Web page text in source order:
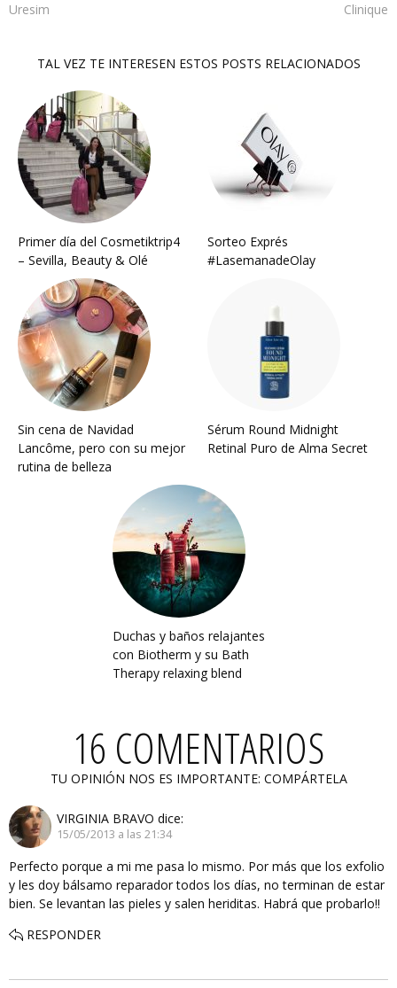
Uresim Clinique
TAL VEZ TE INTERESEN ESTOS POSTS RELACIONADOS
Primer día del Cosmetiktrip4
– Sevilla, Beauty & Olé
Sorteo Exprés
#LasemanadeOlay
Sin cena de Navidad
Lancôme, pero con su mejor
rutina de belleza
Sérum Round Midnight
Retinal Puro de Alma Secret
Duchas y baños relajantes
con Biotherm y su Bath
Therapy relaxing blend
16 COMENTARIOS
TU OPINIÓN NOS ES IMPORTANTE: COMPÁRTELA
VIRGINIA BRAVO dice:
15/05/2013 a las 21:34
Perfecto porque a mi me pasa lo mismo. Por más que los exfolio
y les doy bálsamo reparador todos los días, no terminan de estar
bien. Se levantan las pieles y salen heriditas. Habrá que probarlo!!
RESPONDER